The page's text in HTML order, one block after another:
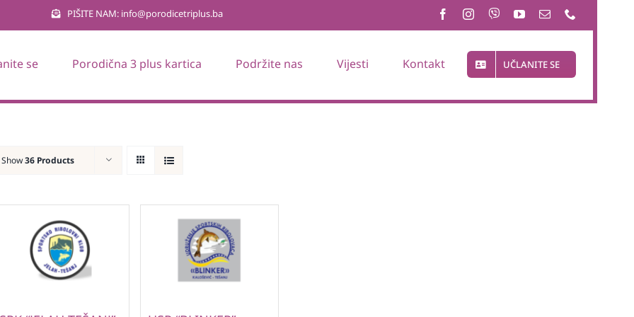
PIŠITE NAM: info@porodicetriplus.ba
se Porodična 3 plus kartica Podržite nas Vijesti Kontakt UČLANITE SE
Show36 Products